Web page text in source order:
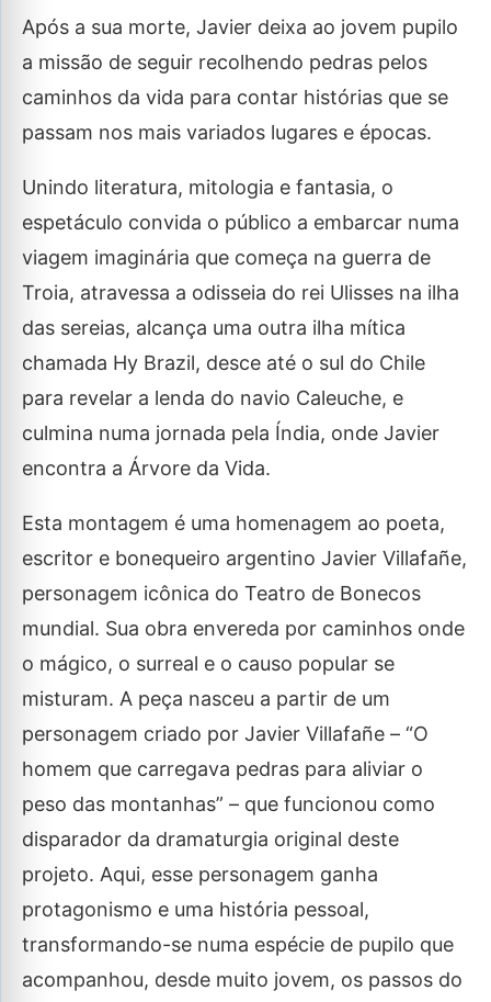
Após a sua morte, Javier deixa ao jovem pupilo
a missão de seguir recolhendo pedras pelos
caminhos da vida para contar histórias que se
passam nos mais variados lugares e épocas.
Unindo literatura, mitologia e fantasia, o
espetáculo convida o público a embarcar numa
viagem imaginária que começa na guerra de
Troia, atravessa a odisseia do rei Ulisses na ilha
das sereias, alcança uma outra ilha mítica
chamada Hy Brazil, desce até o sul do Chile
para revelar a lenda do navio Caleuche, e
culmina numa jornada pela Índia, onde Javier
encontra a Árvore da Vida.
Esta montagem é uma homenagem ao poeta,
escritor e bonequeiro argentino Javier Villafañe,
personagem icônica do Teatro de Bonecos
mundial. Sua obra envereda por caminhos onde
o mágico, o surreal e o causo popular se
misturam. A peça nasceu a partir de um
personagem criado por Javier Villafañe – “O
homem que carregava pedras para aliviar o
peso das montanhas” – que funcionou como
disparador da dramaturgia original deste
projeto. Aqui, esse personagem ganha
protagonismo e uma história pessoal,
transformando-se numa espécie de pupilo que
acompanhou, desde muito jovem, os passos do